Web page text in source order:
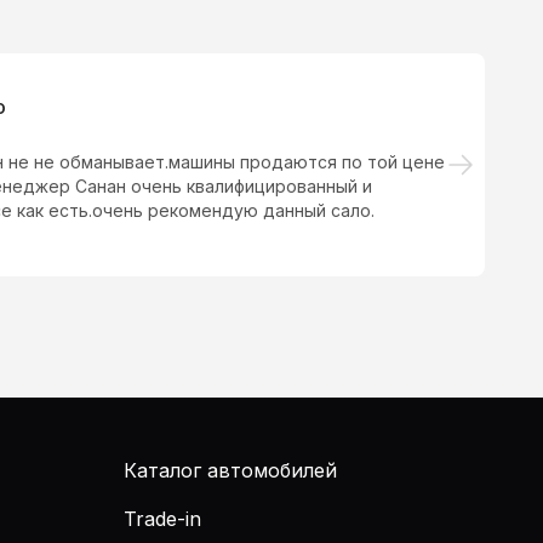
не не обманывает.машины продаются по той цене
Санан очень квалифицированный и
как есть.очень рекомендую данный сало.
Каталог автомобилей
Trade-in